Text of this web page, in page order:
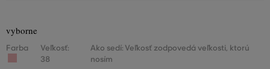
vyborne
Farba
Veľkosť:
38
Ako sedí: Veľkosť zodpovedá veľkosti, ktorú
nosím